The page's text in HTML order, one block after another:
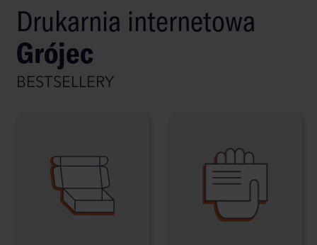
Drukarnia internetowa
Grójec
BESTSELLERY